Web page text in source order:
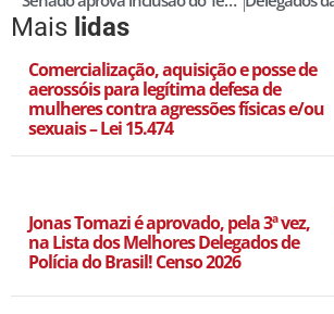
Mais lidas
Comercialização, aquisição e posse de
aerossóis para legítima defesa de
mulheres contra agressões físicas e/ou
sexuais – Lei 15.474
Jonas Tomazi é aprovado, pela 3ª vez,
na Lista dos Melhores Delegados de
Polícia do Brasil! Censo 2026